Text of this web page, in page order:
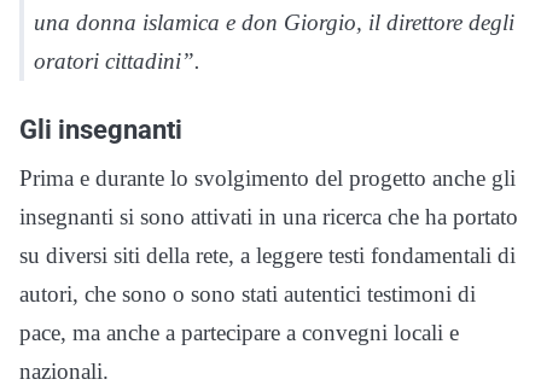
una donna islamica e don Giorgio, il direttore degli
oratori cittadini”.
Gli insegnanti
Prima e durante lo svolgimento del progetto anche gli
insegnanti si sono attivati in una ricerca che ha portato
su diversi siti della rete, a leggere testi fondamentali di
autori, che sono o sono stati autentici testimoni di
pace, ma anche a partecipare a convegni locali e
nazionali.